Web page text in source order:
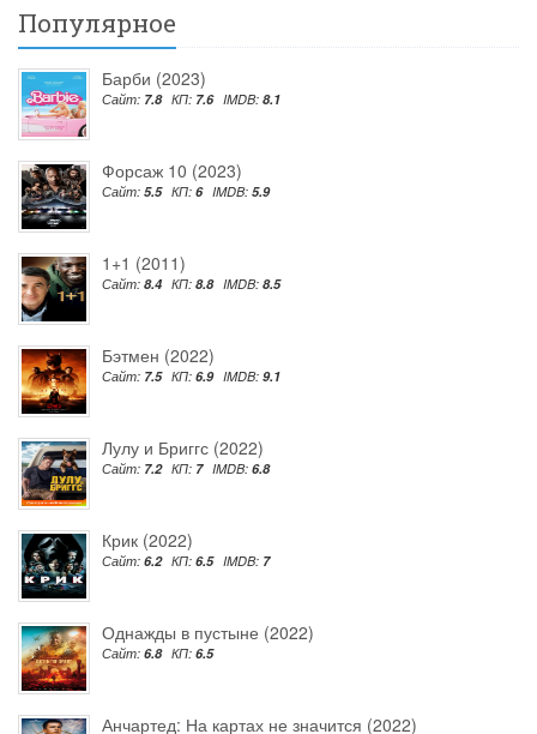
Популярное
Барби (2023)
Сайт: 7.8 КП: 7.6 IMDB: 8.1
Форсаж 10 (2023)
Сайт: 5.5 КП: 6 IMDB: 5.9
1+1 (2011)
Сайт: 8.4 КП: 8.8 IMDB: 8.5
Бэтмен (2022)
Сайт: 7.5 КП: 6.9 IMDB: 9.1
Лулу и Бриггс (2022)
Сайт: 7.2 КП: 7 IMDB: 6.8
Крик (2022)
Сайт: 6.2 КП: 6.5 IMDB: 7
Однажды в пустыне (2022)
Сайт: 6.8 КП: 6.5
Анчартед: На картах не значится (2022)